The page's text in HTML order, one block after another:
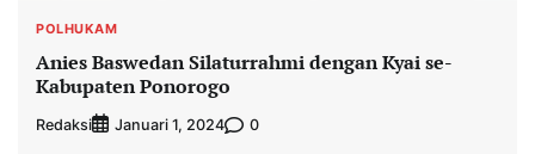
POLHUKAM
Anies Baswedan Silaturrahmi dengan Kyai se-
Kabupaten Ponorogo
Redaksi Januari 1, 2024 0